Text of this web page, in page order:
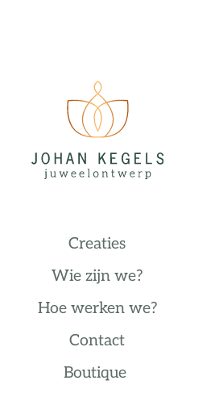
Creaties
Wie zijn we?
Hoe werken we?
Contact
Boutique